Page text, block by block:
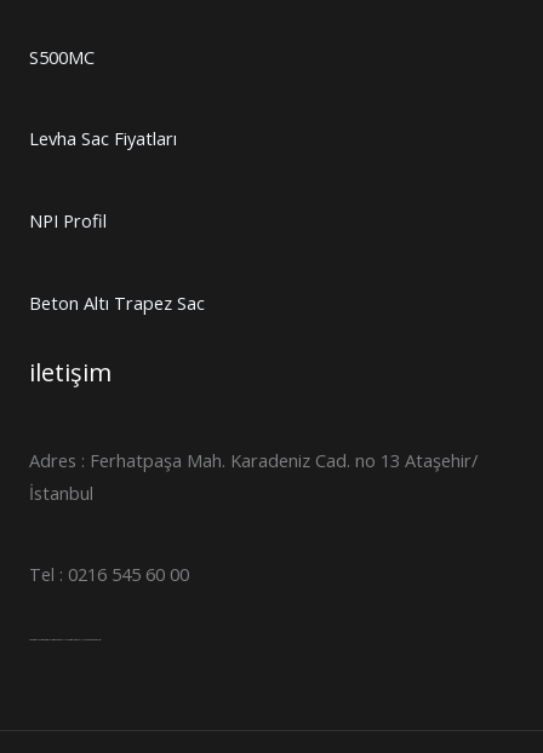
S500MC
Levha Sac Fiyatları
NPI Profil
Beton Altı Trapez Sac
iletişim
Adres : Ferhatpaşa Mah. Karadeniz Cad. no 13 Ataşehir/
İstanbul
Tel : 0216 545 60 00